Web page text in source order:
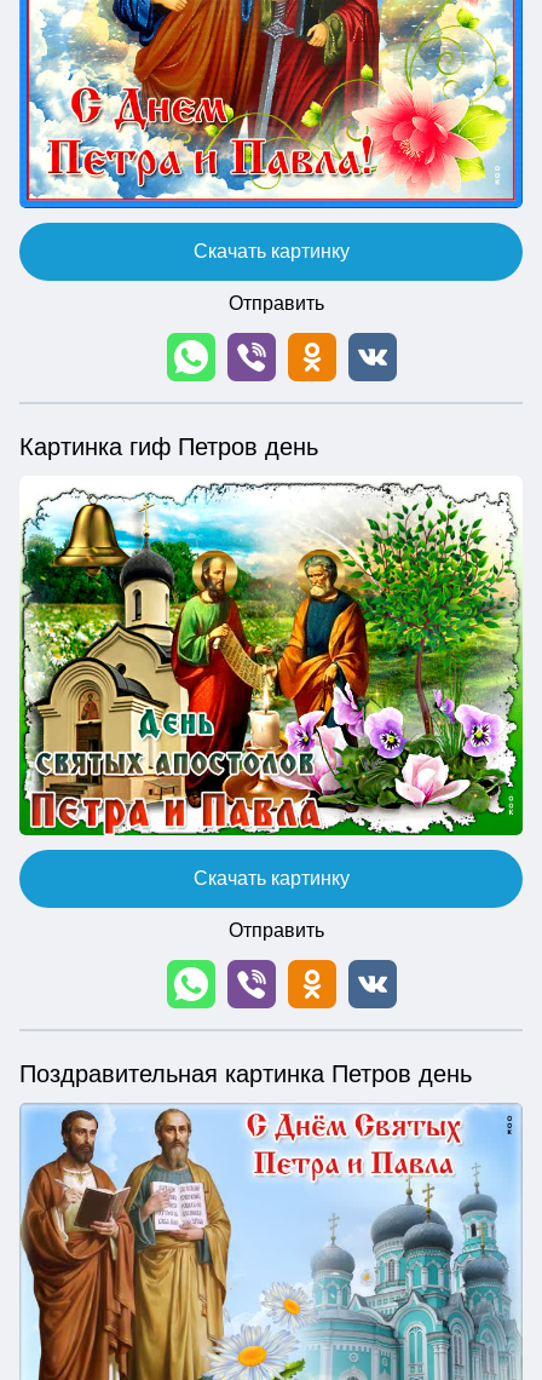
Скачать картинку
Отправить
Картинка гиф Петров день
Скачать картинку
Отправить
Поздравительная картинка Петров день